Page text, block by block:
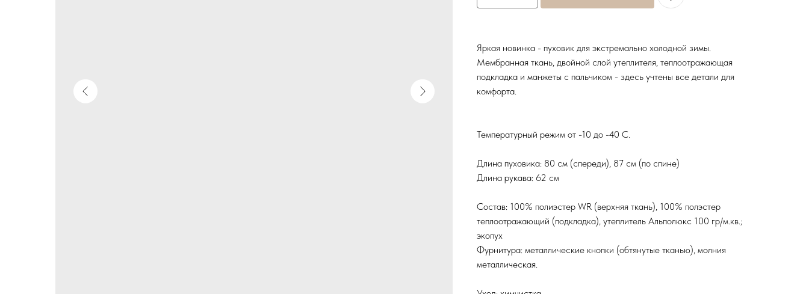
Яркая новинка - пуховик для экстремально холодной зимы.
Мембранная ткань, двойной слой утеплителя, теплоотражающая
подкладка и манжеты с пальчиком - здесь учтены все детали для
комфорта.
Температурный режим от -10 до -40 С.
Длина пуховика: 80 см (спереди), 87 см (по спине)
Длина рукава: 62 см
Состав: 100% полиэстер WR (верхняя ткань), 100% полэстер
теплоотражающий (подкладка), утеплитель Альполюкс 100 гр/м.кв.;
экопух
Фурнитура: металлические кнопки (обтянутые тканью), молния
металлическая.